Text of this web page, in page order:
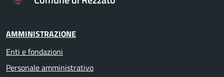
AMMINISTRAZIONE
Enti e fondazioni
Personale amministrativo